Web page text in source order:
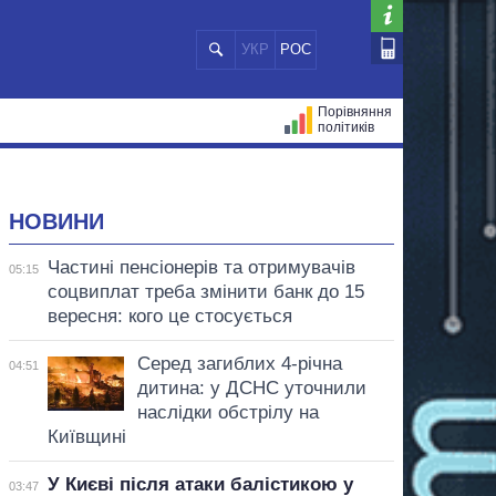
УКР РОС
Порівняння
політиків
НОВИНИ
05:15
Частині пенсіонерів та отримувачів
соцвиплат треба змінити банк до 15
вересня: кого це стосується
04:51
Серед загиблих 4-річна
дитина: у ДСНС уточнили
наслідки обстрілу на
Київщині
03:47
У Києві після атаки балістикою у